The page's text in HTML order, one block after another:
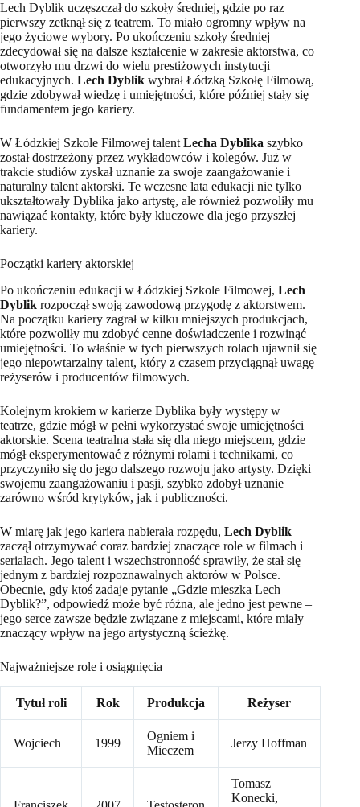
Lech Dyblik uczęszczał do szkoły średniej, gdzie po raz
pierwszy zetknął się z teatrem. To miało ogromny wpływ na
jego życiowe wybory. Po ukończeniu szkoły średniej
zdecydował się na dalsze kształcenie w zakresie aktorstwa, co
otworzyło mu drzwi do wielu prestiżowych instytucji
edukacyjnych. Lech Dyblik wybrał Łódzką Szkołę Filmową,
gdzie zdobywał wiedzę i umiejętności, które później stały się
fundamentem jego kariery.
W Łódzkiej Szkole Filmowej talent Lecha Dyblika szybko
został dostrzeżony przez wykładowców i kolegów. Już w
trakcie studiów zyskał uznanie za swoje zaangażowanie i
naturalny talent aktorski. Te wczesne lata edukacji nie tylko
ukształtowały Dyblika jako artystę, ale również pozwoliły mu
nawiązać kontakty, które były kluczowe dla jego przyszłej
kariery.
Początki kariery aktorskiej
Po ukończeniu edukacji w Łódzkiej Szkole Filmowej, Lech
Dyblik rozpoczął swoją zawodową przygodę z aktorstwem.
Na początku kariery zagrał w kilku mniejszych produkcjach,
które pozwoliły mu zdobyć cenne doświadczenie i rozwinąć
umiejętności. To właśnie w tych pierwszych rolach ujawnił się
jego niepowtarzalny talent, który z czasem przyciągnął uwagę
reżyserów i producentów filmowych.
Kolejnym krokiem w karierze Dyblika były występy w
teatrze, gdzie mógł w pełni wykorzystać swoje umiejętności
aktorskie. Scena teatralna stała się dla niego miejscem, gdzie
mógł eksperymentować z różnymi rolami i technikami, co
przyczyniło się do jego dalszego rozwoju jako artysty. Dzięki
swojemu zaangażowaniu i pasji, szybko zdobył uznanie
zarówno wśród krytyków, jak i publiczności.
W miarę jak jego kariera nabierała rozpędu, Lech Dyblik
zaczął otrzymywać coraz bardziej znaczące role w filmach i
serialach. Jego talent i wszechstronność sprawiły, że stał się
jednym z bardziej rozpoznawalnych aktorów w Polsce.
Obecnie, gdy ktoś zadaje pytanie „Gdzie mieszka Lech
Dyblik?”, odpowiedź może być różna, ale jedno jest pewne –
jego serce zawsze będzie związane z miejscami, które miały
znaczący wpływ na jego artystyczną ścieżkę.
Najważniejsze role i osiągnięcia
Tytuł roli Rok Produkcja Reżyser
Wojciech 1999
Ogniem i
Mieczem
Jerzy Hoffman
Tomasz
Konecki,